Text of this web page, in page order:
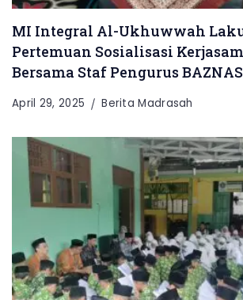
MI Integral Al-Ukhuwwah
Pertemuan Sosialisasi
Bersama Staf Pengurus BAZNAS
April 29, 2025 Berita Madrasah